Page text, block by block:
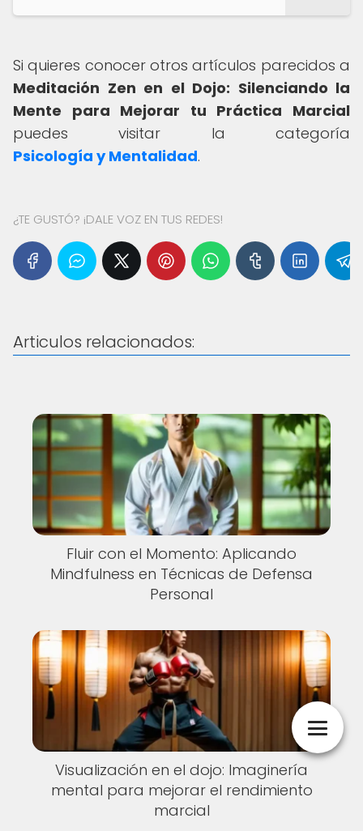
Si quieres conocer otros artículos parecidos a
Meditación Zen en el Dojo: Silenciando la
Mente para Mejorar tu Práctica Marcial
puedes visitar la categoría
Psicología y Mentalidad.
¿TE GUSTÓ? ¡DALE VOZ EN TUS REDES!
Articulos relacionados:
Fluir con el Momento: Aplicando
Mindfulness en Técnicas de Defensa
Personal
Visualización en el dojo: Imaginería
mental para mejorar el rendimiento
marcial